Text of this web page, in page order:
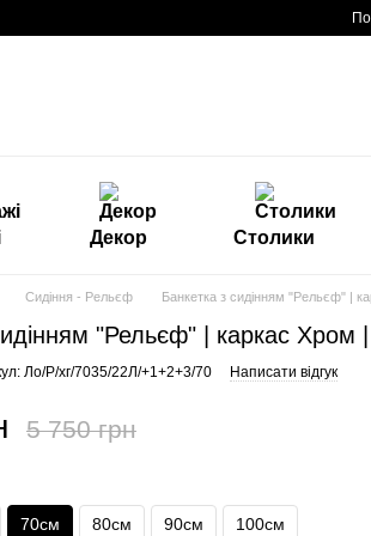
Декор Столики
Сидіння - Рельєф Банкетка з сидінням "Рельєф" |
"Рельєф" | каркас Хром
Ло/Р/хг/7035/22Л/+1+2+3/70 Написати відгук
5 750 грн
70см 80см 90см 100см